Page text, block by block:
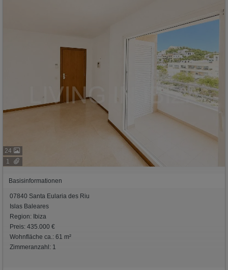
1
24
Basisinformationen
07840 Santa Eularia des Riu
Islas Baleares
Region: Ibiza
Preis: 435.000 €
Wohnfläche ca.: 61 m²
Zimmeranzahl: 1